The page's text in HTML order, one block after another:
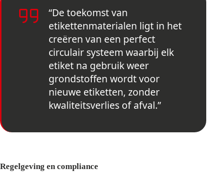
“De toekomst van
etikettenmaterialen ligt in het
creëren van een perfect
circulair systeem waarbij elk
etiket na gebruik weer
grondstoffen wordt voor
nieuwe etiketten, zonder
kwaliteitsverlies of afval.”
Regelgeving en compliance